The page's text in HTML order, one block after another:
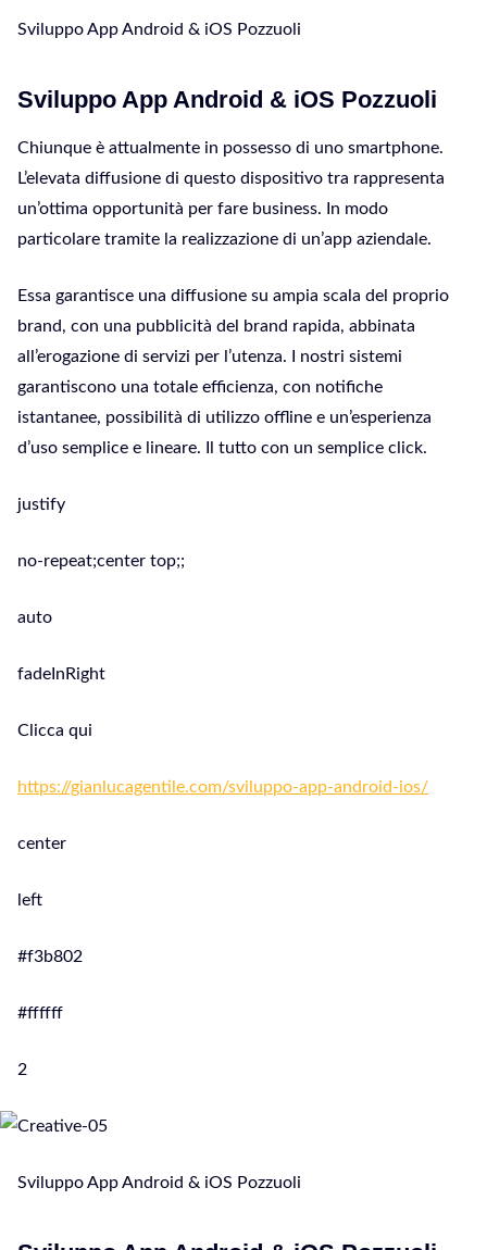
Sviluppo App Android & iOS Pozzuoli
Sviluppo App Android & iOS Pozzuoli
Chiunque è attualmente in possesso di uno smartphone.
L’elevata diffusione di questo dispositivo tra rappresenta
un’ottima opportunità per fare business. In modo
particolare tramite la realizzazione di un’app aziendale.
Essa garantisce una diffusione su ampia scala del proprio
brand, con una pubblicità del brand rapida, abbinata
all’erogazione di servizi per l’utenza. I nostri sistemi
garantiscono una totale efficienza, con notifiche
istantanee, possibilità di utilizzo offline e un’esperienza
d’uso semplice e lineare. Il tutto con un semplice click.
justify
no-repeat;center top;;
auto
fadeInRight
Clicca qui
https://gianlucagentile.com/sviluppo-app-android-ios/
center
left
#f3b802
#ffffff
2
Sviluppo App Android & iOS Pozzuoli